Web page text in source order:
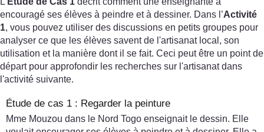
encouragé ses élèves à peindre et à dessiner. Dans l’Activité
1, vous pouvez utiliser des discussions en petits groupes pour
analyser ce que les élèves savent de l'artisanat local, son
utilisation et la manière dont il se fait. Ceci peut être un point de
départ pour approfondir les recherches sur l'artisanat dans
l'activité suivante.
Étude de cas 1 : Regarder la peinture
Mme Mouzou dans le Nord Togo enseignait le dessin. Elle